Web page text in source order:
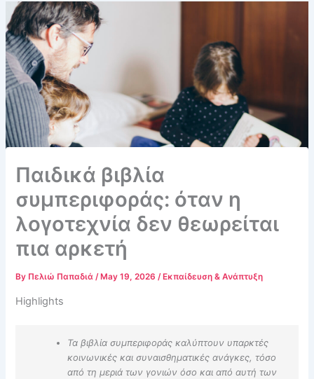
Παιδικά βιβλία
συμπεριφοράς: όταν η
λογοτεχνία δεν θεωρείται
πια αρκετή
By Πελιώ Παπαδιά/May 19, 2026/Εκπαίδευση & Ανάπτυξη
Highlights
Τα βιβλία συμπεριφοράς καλύπτουν υπαρκτές
κοινωνικές και συναισθηματικές ανάγκες, τόσο
από τη μεριά των γονιών όσο και από αυτή των